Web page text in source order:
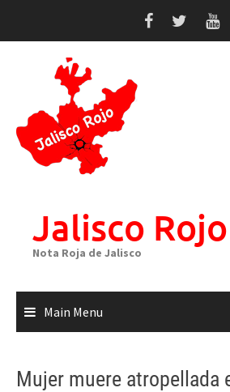
Jalisco Rojo
Nota Roja de Jalisco
Main Menu
Mujer muere atropellada